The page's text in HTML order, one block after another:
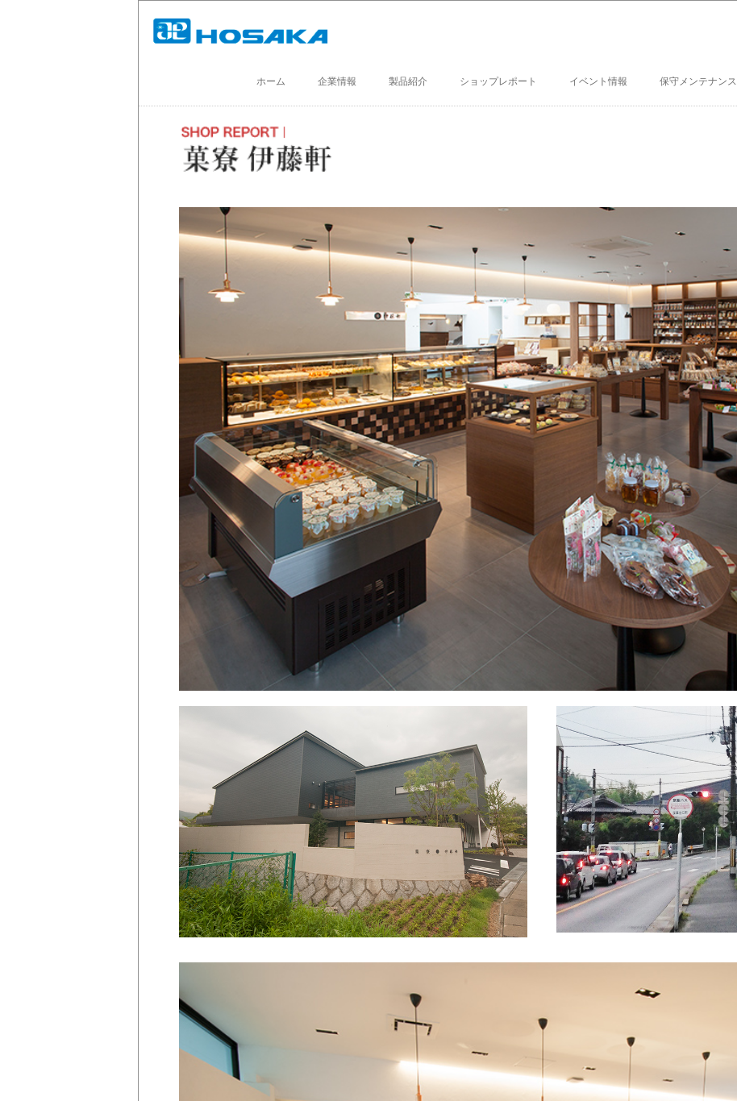
ホーム 企業情報 製品紹介 ショップレポート イベント情報 保守メンテナンス